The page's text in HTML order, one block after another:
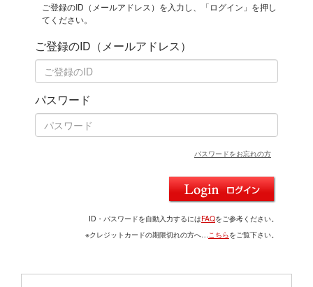
ご登録のID（メールアドレス）を入力し、「ログイン」を押し
てください。
ご登録のID（メールアドレス）
パスワード
パスワードをお忘れの方
ID・パスワードを自動入力するにはFAQをご参考ください。
※クレジットカードの期限切れの方へ…こちらをご覧下さい。